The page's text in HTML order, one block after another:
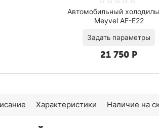
Автомобильный
Meyvel AF-E22
Задать
21 750 Р
Характеристики Наличие на